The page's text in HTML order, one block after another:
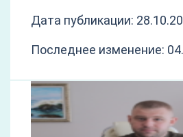
Дата публикации:
Последнее изменение: